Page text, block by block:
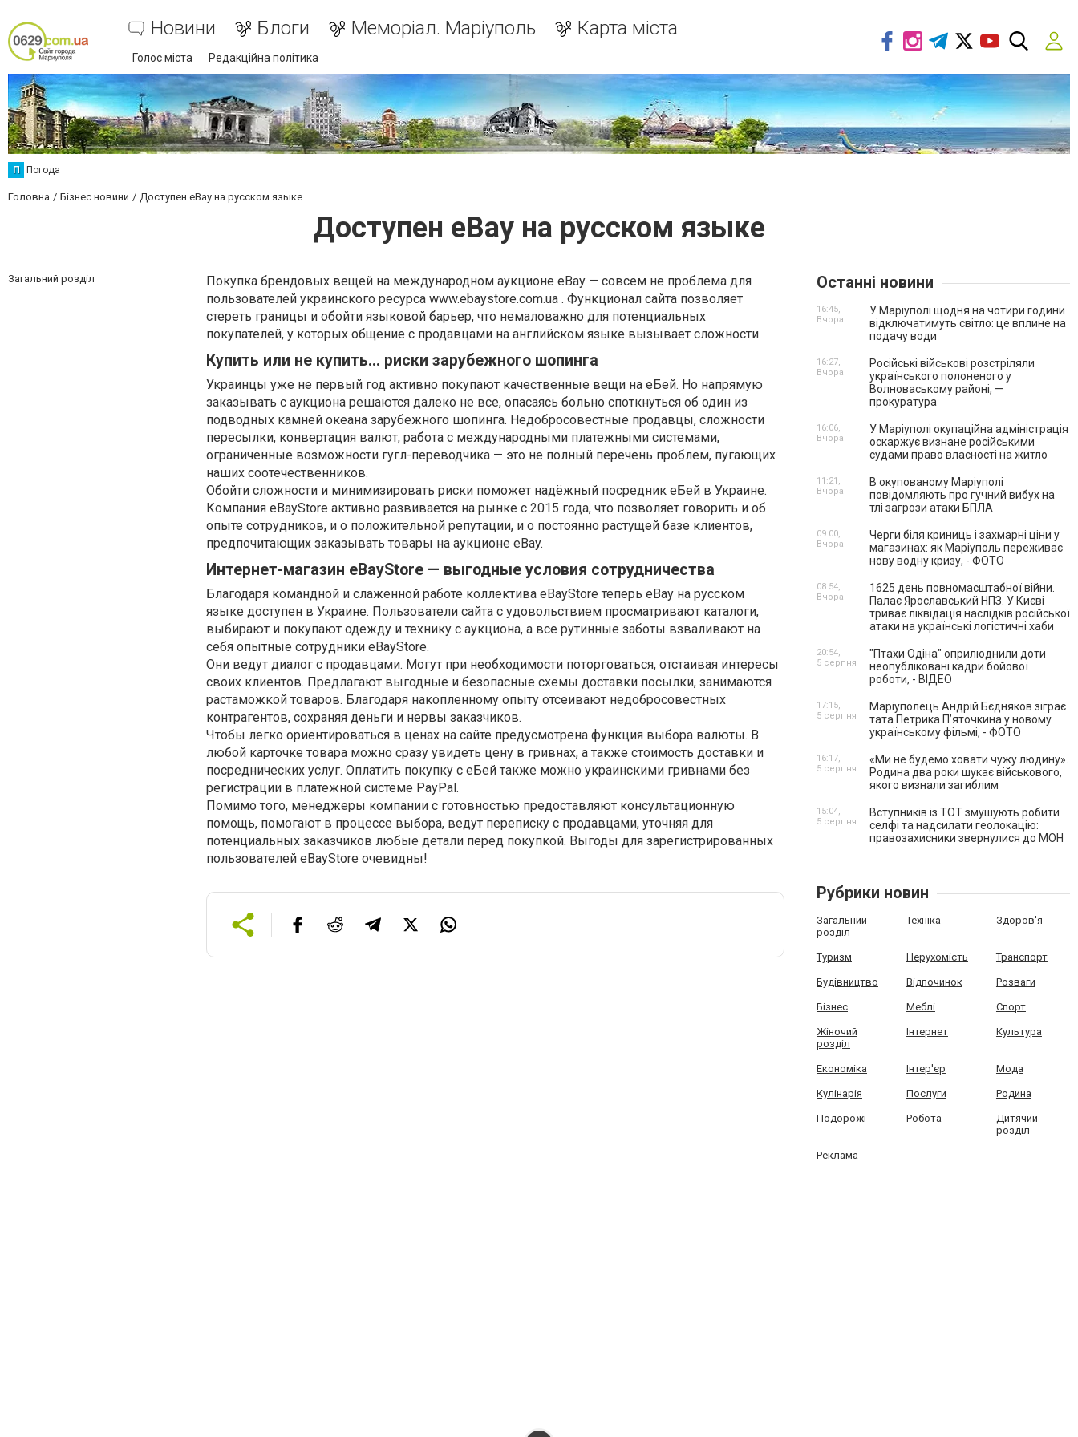
Новини Блоги Меморіал. Маріуполь Карта міста
Голос міста Редакційна політика
П Погода
Головна Бізнес новини Доступен eBay на русском языке
Доступен eBay на русском языке
Загальний розділ
Покупка брендовых вещей на международном аукционе eBay — совсем не проблема для
пользователей украинского ресурса www.ebaystore.com.ua . Функционал сайта позволяет
стереть границы и обойти языковой барьер, что немаловажно для потенциальных
покупателей, у которых общение с продавцами на английском языке вызывает сложности.
Купить или не купить… риски зарубежного шопинга
Украинцы уже не первый год активно покупают качественные вещи на еБей. Но напрямую
заказывать с аукциона решаются далеко не все, опасаясь больно споткнуться об один из
подводных камней океана зарубежного шопинга. Недобросовестные продавцы, сложности
пересылки, конвертация валют, работа с международными платежными системами,
ограниченные возможности гугл-переводчика — это не полный перечень проблем, пугающих
наших соотечественников.
Обойти сложности и минимизировать риски поможет надёжный посредник еБей в Украине.
Компания eBayStore активно развивается на рынке с 2015 года, что позволяет говорить и об
опыте сотрудников, и о положительной репутации, и о постоянно растущей базе клиентов,
предпочитающих заказывать товары на аукционе eBay.
Интернет-магазин eBayStore — выгодные условия сотрудничества
Благодаря командной и слаженной работе коллектива eBayStore теперь eBay на русском
языке доступен в Украине. Пользователи сайта с удовольствием просматривают каталоги,
выбирают и покупают одежду и технику с аукциона, а все рутинные заботы взваливают на
себя опытные сотрудники eBayStore.
Они ведут диалог с продавцами. Могут при необходимости поторговаться, отстаивая интересы
своих клиентов. Предлагают выгодные и безопасные схемы доставки посылки, занимаются
растаможкой товаров. Благодаря накопленному опыту отсеивают недобросовестных
контрагентов, сохраняя деньги и нервы заказчиков.
Чтобы легко ориентироваться в ценах на сайте предусмотрена функция выбора валюты. В
любой карточке товара можно сразу увидеть цену в гривнах, а также стоимость доставки и
посреднических услуг. Оплатить покупку с еБей также можно украинскими гривнами без
регистрации в платежной системе PayPal.
Помимо того, менеджеры компании с готовностью предоставляют консультационную
помощь, помогают в процессе выбора, ведут переписку с продавцами, уточняя для
потенциальных заказчиков любые детали перед покупкой. Выгоды для зарегистрированных
пользователей eBayStore очевидны!
Останні новини
У Маріуполі щодня на чотири години
відключатимуть світло: це вплине на
подачу води
16:45,
Вчора
Російські військові розстріляли
українського полоненого у
Волноваському районі, —
прокуратура
16:27,
Вчора
У Маріуполі окупаційна адміністрація
оскаржує визнане російськими
судами право власності на житло
16:06,
Вчора
В окупованому Маріуполі
повідомляють про гучний вибух на
тлі загрози атаки БПЛА
11:21,
Вчора
Черги біля криниць і захмарні ціни у
магазинах: як Маріуполь переживає
нову водну кризу, - ФОТО
09:00,
Вчора
1625 день повномасштабної війни.
Палає Ярославський НПЗ. У Києві
триває ліквідація наслідків російської
атаки на українські логістичні хаби
08:54,
Вчора
"Птахи Одіна" оприлюднили доти
неопубліковані кадри бойової
роботи, - ВІДЕО
20:54,
5 серпня
Маріуполець Андрій Бєдняков зіграє
тата Петрика П’яточкина у новому
українському фільмі, - ФОТО
17:15,
5 серпня
«Ми не будемо ховати чужу людину».
Родина два роки шукає військового,
якого визнали загиблим
16:17,
5 серпня
Вступників із ТОТ змушують робити
селфі та надсилати геолокацію:
правозахисники звернулися до МОН
15:04,
5 серпня
Рубрики новин
Загальний
розділ
Техніка Здоров'я
Туризм Нерухомість Транспорт
Будівництво Відпочинок Розваги
Бізнес Меблі Спорт
Жіночий
розділ
Інтернет Культура
Економіка Інтер'єр Мода
Кулінарія Послуги Родина
Подорожі Робота
Дитячий
розділ
Реклама